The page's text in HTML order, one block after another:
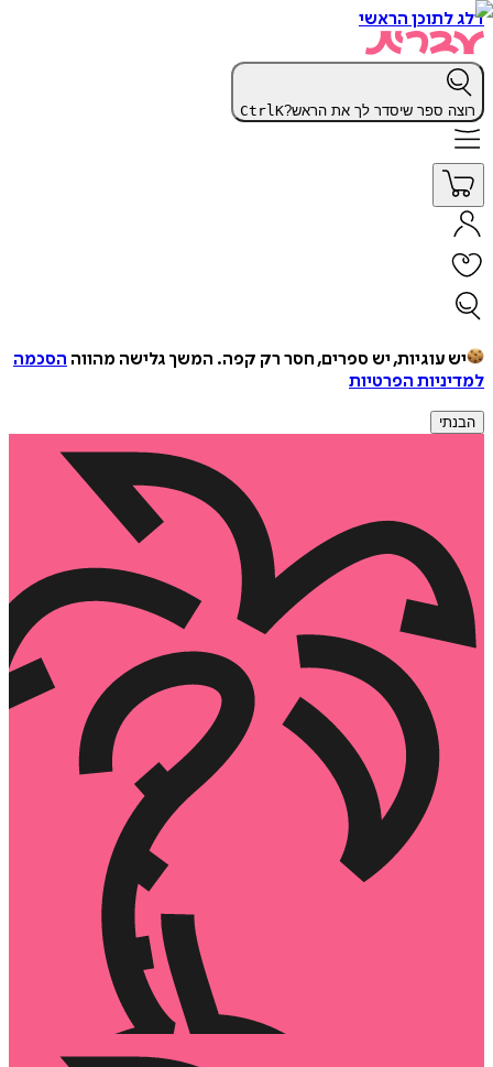
דלג לתוכן הראשי
רוצה ספר שיסדר לך את הראש? CtrlK
יש עוגיות, יש ספרים, חסר רק קפה. המשך גלישה מהווה הסכמה
למדיניות הפרטיות
הבנתי